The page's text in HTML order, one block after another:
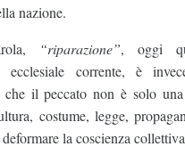
nazione.
“riparazione”, oggi
ecclesiale corrente, è
che il peccato non è solo
costume, legge,
la coscienza